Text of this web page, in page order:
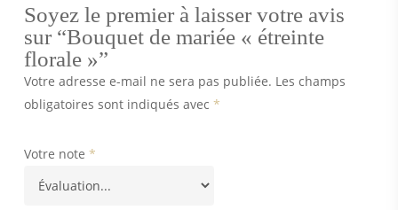
Soyez le premier à laisser votre avis
sur “Bouquet de mariée « étreinte
florale »”
Votre adresse e-mail ne sera pas publiée. Les champs
obligatoires sont indiqués avec *
Votre note *